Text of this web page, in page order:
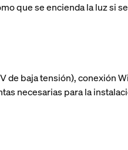
que se encienda la luz si
de baja tensión), conexión
necesarias para la